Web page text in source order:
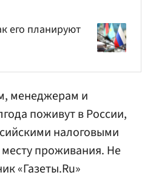
его планируют
менеджерам и
поживут в России,
налоговыми
проживания. Не
«Газеты.Ru»